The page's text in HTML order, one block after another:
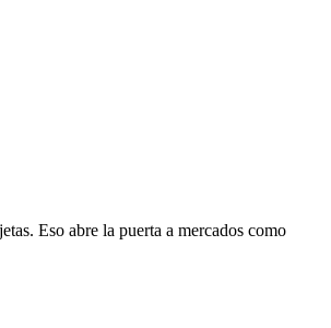
Eso abre la puerta a mercados como